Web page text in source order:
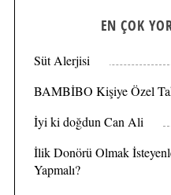
EN ÇOK
Süt Alerjisi
BAMBİBO Kişiye Özel
İyi ki doğdun Can Ali
İlik Donörü Olmak
Yapmalı?